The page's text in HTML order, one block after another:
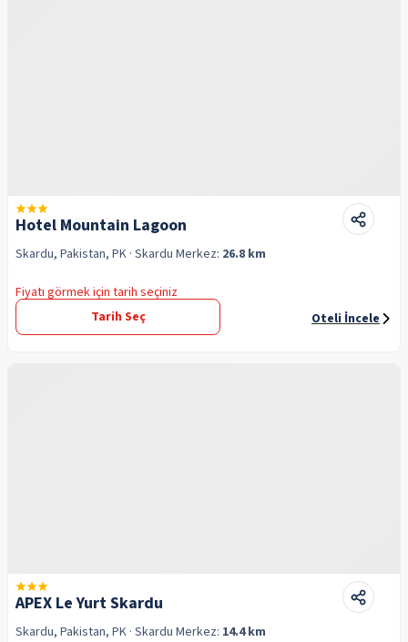
Hotel Mountain Lagoon
Skardu, Pakistan, PK · Skardu Merkez: 26.8 km
Fiyatı görmek için tarih seçiniz
Tarih Seç
Oteli İncele
APEX Le Yurt Skardu
Skardu, Pakistan, PK · Skardu Merkez: 14.4 km